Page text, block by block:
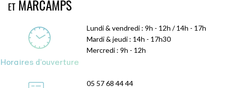
Horaires d'ouverture
Lundi & vendredi : 9h - 12h / 14h - 17h
Mardi & jeudi : 14h - 17h30
Mercredi : 9h - 12h
05 57 68 44 44